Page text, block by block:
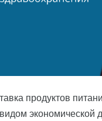
продуктов
экономической